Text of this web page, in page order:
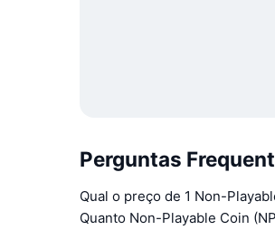
Perguntas
Qual o preço de 1 Non-
Quanto Non-Playable Coin